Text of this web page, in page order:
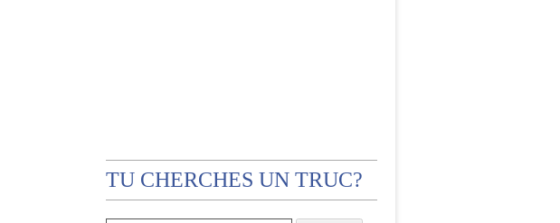
TU CHERCHES UN TRUC?